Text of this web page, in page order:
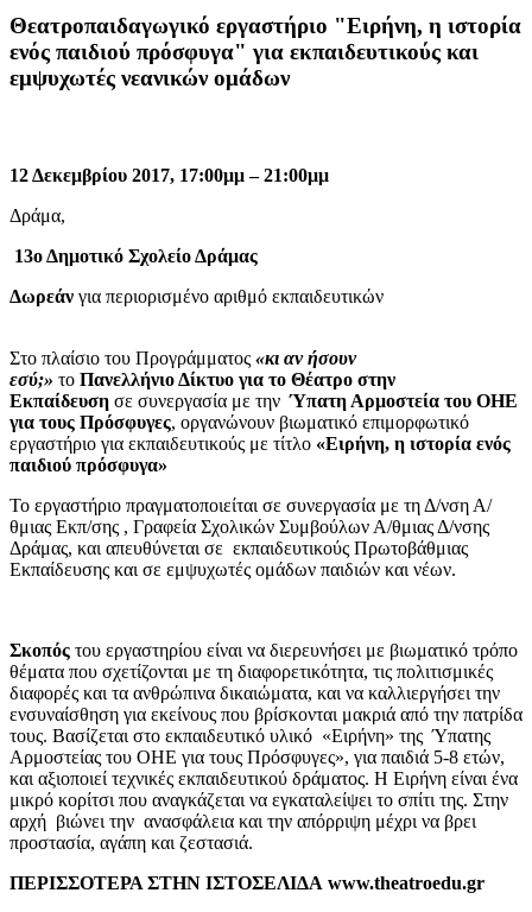
Θεατροπαιδαγωγικό εργαστήριο "Ειρήνη, η ιστορία
ενός παιδιού πρόσφυγα" για εκπαιδευτικούς και
εμψυχωτές νεανικών ομάδων
12 Δεκεμβρίου 2017, 17:00μμ – 21:00μμ
Δράμα,
13ο Δημοτικό Σχολείο Δράμας
Δωρεάν για περιορισμένο αριθμό εκπαιδευτικών
Στο πλαίσιο του Προγράμματος «κι αν ήσουν
εσύ;» το Πανελλήνιο Δίκτυο για το Θέατρο στην
Εκπαίδευση σε συνεργασία με τηνΎπατη Αρμοστεία του ΟΗΕ
για τους Πρόσφυγες, οργανώνουν βιωματικό επιμορφωτικό
εργαστήριο για εκπαιδευτικούς με τίτλο «Ειρήνη, η ιστορία ενός
παιδιού πρόσφυγα»
Το εργαστήριο πραγματοποιείται σε συνεργασία με τη Δ/νση Α/
θμιας Εκπ/σης , Γραφεία Σχολικών Συμβούλων Α/θμιας Δ/νσης
Δράμας, και απευθύνεται σε εκπαιδευτικούς Πρωτοβάθμιας
Εκπαίδευσης και σε εμψυχωτές ομάδων παιδιών και νέων.
Σκοπός του εργαστηρίου είναι να διερευνήσει με βιωματικό τρόπο
θέματα που σχετίζονται με τη διαφορετικότητα, τις πολιτισμικές
διαφορές και τα ανθρώπινα δικαιώματα, και να καλλιεργήσει την
ενσυναίσθηση για εκείνους που βρίσκονται μακριά από την πατρίδα
τους. Βασίζεται στο εκπαιδευτικό υλικό «Ειρήνη» της Ύπατης
Αρμοστείας του ΟΗΕ για τους Πρόσφυγες», για παιδιά 5-8 ετών,
και αξιοποιεί τεχνικές εκπαιδευτικού δράματος. Η Ειρήνη είναι ένα
μικρό κορίτσι που αναγκάζεται να εγκαταλείψει το σπίτι της. Στην
αρχή βιώνει την ανασφάλεια και την απόρριψη μέχρι να βρει
προστασία, αγάπη και ζεστασιά.
ΠΕΡΙΣΣΟΤΕΡΑ ΣΤΗΝ ΙΣΤΟΣΕΛΙΔΑ www.theatroedu.gr